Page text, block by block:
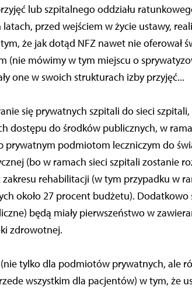
lub szpitalnego oddziału
przed wejściem w życie ustawy,
że jak dotąd NFZ nawet nie oferował
(nie mówimy w tym miejscu o
one w swoich strukturach izby przyjęć...
się prywatnych szpitali do sieci
dostępu do środków publicznych, w
prywatnym podmiotom leczniczym do
(bo w ramach sieci szpitali zostanie
zakresu rehabilitacji (w tym przypadku w
około 27 procent budżetu).
będą miały pierwszeństwo w
zdrowotnej.
tylko dla podmiotów prywatnych, ale
wszystkim dla pacjentów) w tym, że